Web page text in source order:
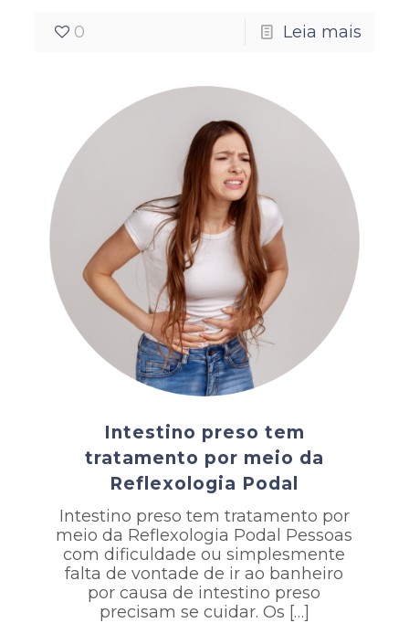
0 Leia mais
Intestino preso tem
tratamento por meio da
Reflexologia Podal
Intestino preso tem tratamento por
meio da Reflexologia Podal Pessoas
com dificuldade ou simplesmente
falta de vontade de ir ao banheiro
por causa de intestino preso
precisam se cuidar. Os […]